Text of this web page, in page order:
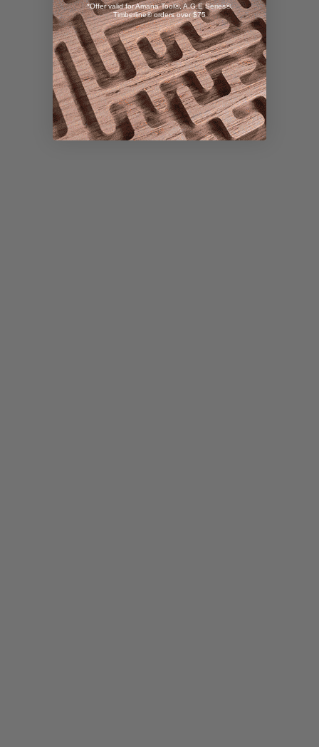
*Offer valid for Amana Tool®, A.G.E Series®,
Timberline® orders over $75